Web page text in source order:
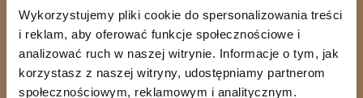
Wykorzystujemy pliki cookie do spersonalizowania treści
i reklam, aby oferować funkcje społecznościowe i
analizować ruch w naszej witrynie. Informacje o tym, jak
korzystasz z naszej witryny, udostępniamy partnerom
społecznościowym, reklamowym i analitycznym.
REGON: 385960233
NIP: 6793198944
KRS: 0000838642